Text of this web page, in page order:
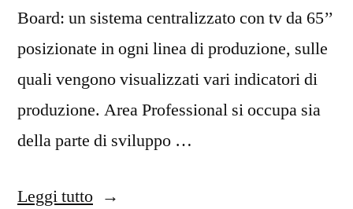
Board: un sistema centralizzato con tv da 65’’
posizionate in ogni linea di produzione, sulle
quali vengono visualizzati vari indicatori di
produzione. Area Professional si occupa sia
della parte di sviluppo …
Leggi tutto